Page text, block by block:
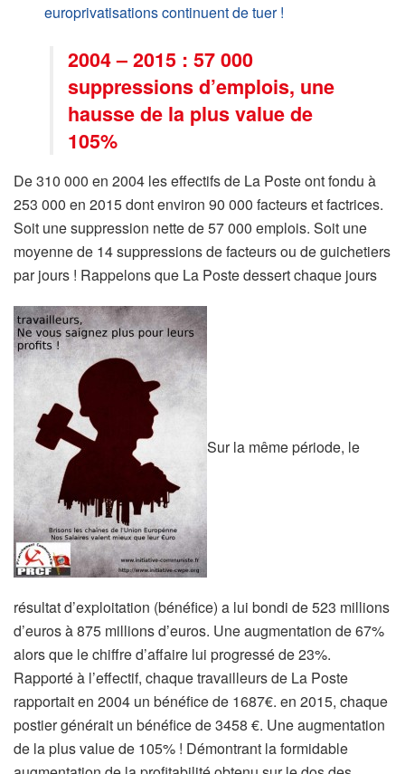
europrivatisations continuent de tuer !
2004 – 2015 : 57 000
suppressions d’emplois, une
hausse de la plus value de
105%
De 310 000 en 2004 les effectifs de La Poste ont fondu à
253 000 en 2015 dont environ 90 000 facteurs et factrices.
Soit une suppression nette de 57 000 emplois. Soit une
moyenne de 14 suppressions de facteurs ou de guichetiers
par jours ! Rappelons que La Poste dessert chaque jours
Sur la même période, le
résultat d’exploitation (bénéfice) a lui bondi de 523 millions
d’euros à 875 millions d’euros. Une augmentation de 67%
alors que le chiffre d’affaire lui progressé de 23%.
Rapporté à l’effectif, chaque travailleurs de La Poste
rapportait en 2004 un bénéfice de 1687€. en 2015, chaque
postier générait un bénéfice de 3458 €. Une augmentation
de la plus value de 105% ! Démontrant la formidable